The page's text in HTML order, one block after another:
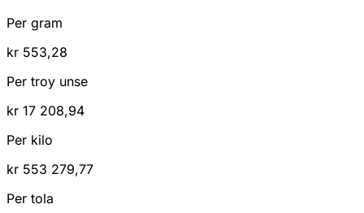
Per gram
kr 553,28
Per troy unse
kr 17 208,94
Per kilo
kr 553 279,77
Per tola